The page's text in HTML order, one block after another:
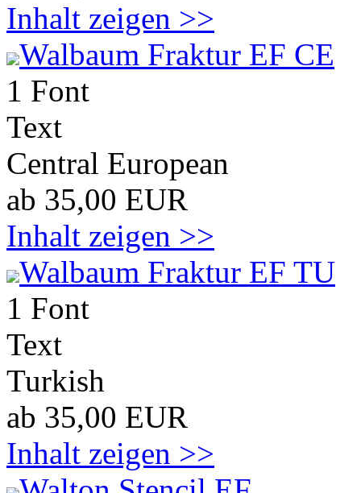
Inhalt zeigen >>
Walbaum Fraktur EF CE
1 Font
Text
Central European
ab 35,00 EUR
Inhalt zeigen >>
Walbaum Fraktur EF TU
1 Font
Text
Turkish
ab 35,00 EUR
Inhalt zeigen >>